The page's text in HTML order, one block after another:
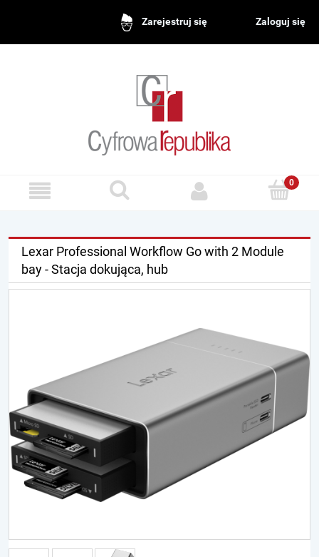
Zarejestruj się Zaloguj się
Lexar Professional Workflow Go with 2 Module
bay - Stacja dokująca, hub